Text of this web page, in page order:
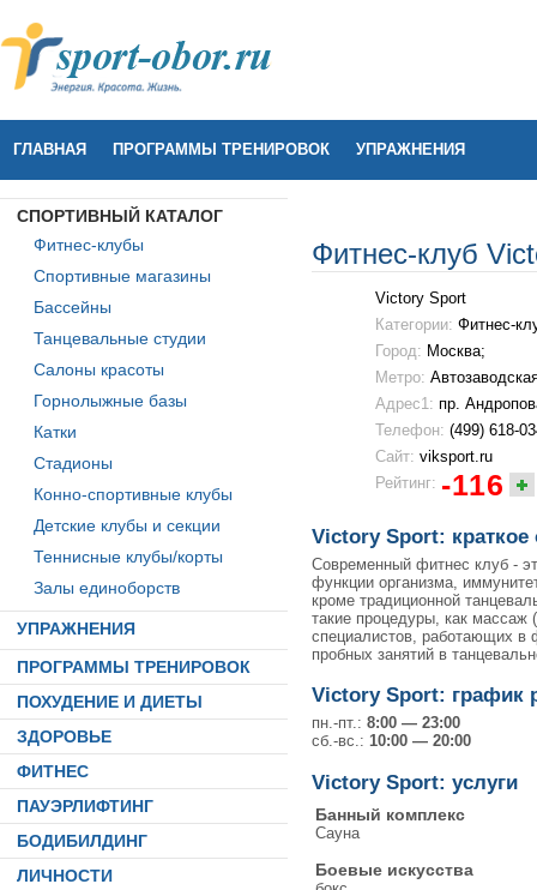
ГЛАВНАЯ ПРОГРАММЫ ТРЕНИРОВОК УПРАЖНЕНИЯ
СПОРТИВНЫЙ КАТАЛОГ
Фитнес-клубы
Спортивные магазины
Бассейны
Танцевальные студии
Салоны красоты
Горнолыжные базы
Катки
Стадионы
Конно-спортивные клубы
Детские клубы и секции
Теннисные клубы/корты
Залы единоборств
УПРАЖНЕНИЯ
ПРОГРАММЫ ТРЕНИРОВОК
ПОХУДЕНИЕ И ДИЕТЫ
ЗДОРОВЬЕ
ФИТНЕС
ПАУЭРЛИФТИНГ
БОДИБИЛДИНГ
ЛИЧНОСТИ
Фитнес-клуб
Victory Sport
Категории: Фитнес-
Город: Москва;
Метро:
Адрес1: пр.
Телефон: (499) 618-
Сайт: viksport.ru
Рейтинг: -116
Victory Sport: краткое
Современный фитнес клуб -
функции организма,
кроме традиционной
такие процедуры, как
специалистов, работающих в
пробных занятий в
Victory Sport: график
пн.-пт.: 8:00 — 23:00
сб.-вс.: 10:00 — 20:00
Victory Sport: услуги
Банный комплекс
Сауна
Боевые искусства